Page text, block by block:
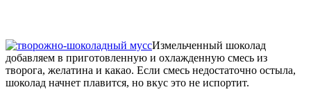
Измельченный шоколад
добавляем в приготовленную и охлажденную смесь из
творога, желатина и какао. Если смесь недостаточно остыла,
шоколад начнет плавится, но вкус это не испортит.